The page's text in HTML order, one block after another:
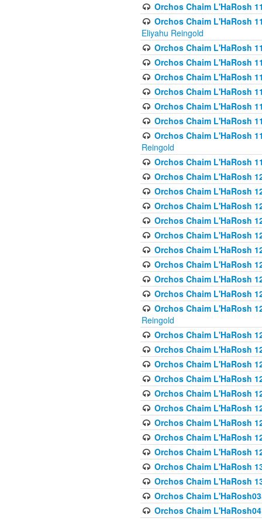
Orchos Chaim L'HaRosh
Orchos Chaim L'HaRosh
Eliyahu Reingold
Orchos Chaim L'HaRosh
Orchos Chaim L'HaRosh
Orchos Chaim L'HaRosh
Orchos Chaim L'HaRosh
Orchos Chaim L'HaRosh
Orchos Chaim L'HaRosh
Orchos Chaim L'HaRosh
Reingold
Orchos Chaim L'HaRosh
Orchos Chaim L'HaRosh
Orchos Chaim L'HaRosh
Orchos Chaim L'HaRosh
Orchos Chaim L'HaRosh
Orchos Chaim L'HaRosh
Orchos Chaim L'HaRosh
Orchos Chaim L'HaRosh
Orchos Chaim L'HaRosh
Orchos Chaim L'HaRosh
Orchos Chaim L'HaRosh
Reingold
Orchos Chaim L'HaRosh
Orchos Chaim L'HaRosh
Orchos Chaim L'HaRosh
Orchos Chaim L'HaRosh
Orchos Chaim L'HaRosh
Orchos Chaim L'HaRosh
Orchos Chaim L'HaRosh
Orchos Chaim L'HaRosh
Orchos Chaim L'HaRosh
Orchos Chaim L'HaRosh
Orchos Chaim L'HaRosh
Orchos Chaim
Orchos Chaim